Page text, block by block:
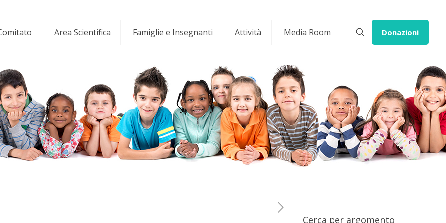
Area Scientifica Famiglie e Insegnanti Attività Media Room Donazioni
Cerca per argomento